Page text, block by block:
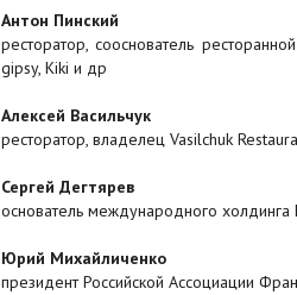
Антон Пинский
ресторатор, сооснователь
gipsy, Kiki и др
Алексей Васильчук
ресторатор, владелец Vasilchuk
Сергей Дегтярев
основатель международного холдинга
Юрий Михайличенко
президент Российской Ассоциации